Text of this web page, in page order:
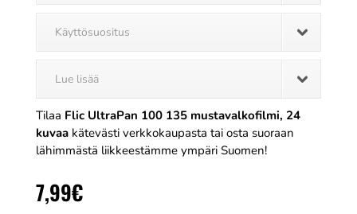
Käyttösuositus
Lue lisää
Tilaa Flic UltraPan 100 135 mustavalkofilmi, 24
kuvaakätevästi verkkokaupasta tai osta suoraan
lähimmästä liikkeestämme ympäri Suomen!
7,99€